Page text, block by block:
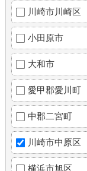
川崎市川崎区
小田原市
大和市
愛甲郡愛川町
中郡二宮町
川崎市中原区
横浜市旭区